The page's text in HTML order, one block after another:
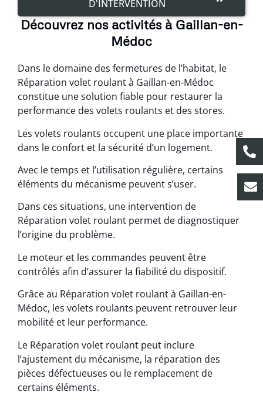
D'INTERVENTION
Découvrez nos activités à Gaillan-en-
Médoc
Dans le domaine des fermetures de l’habitat, le
Réparation volet roulant à Gaillan-en-Médoc
constitue une solution fiable pour restaurer la
performance des volets roulants et des stores.
Les volets roulants occupent une place importante
dans le confort et la sécurité d’un logement.
Avec le temps et l’utilisation régulière, certains
éléments du mécanisme peuvent s’user.
Dans ces situations, une intervention de
Réparation volet roulant permet de diagnostiquer
l’origine du problème.
Le moteur et les commandes peuvent être
contrôlés afin d’assurer la fiabilité du dispositif.
Grâce au Réparation volet roulant à Gaillan-en-
Médoc, les volets roulants peuvent retrouver leur
mobilité et leur performance.
Le Réparation volet roulant peut inclure
l’ajustement du mécanisme, la réparation des
pièces défectueuses ou le remplacement de
certains éléments.